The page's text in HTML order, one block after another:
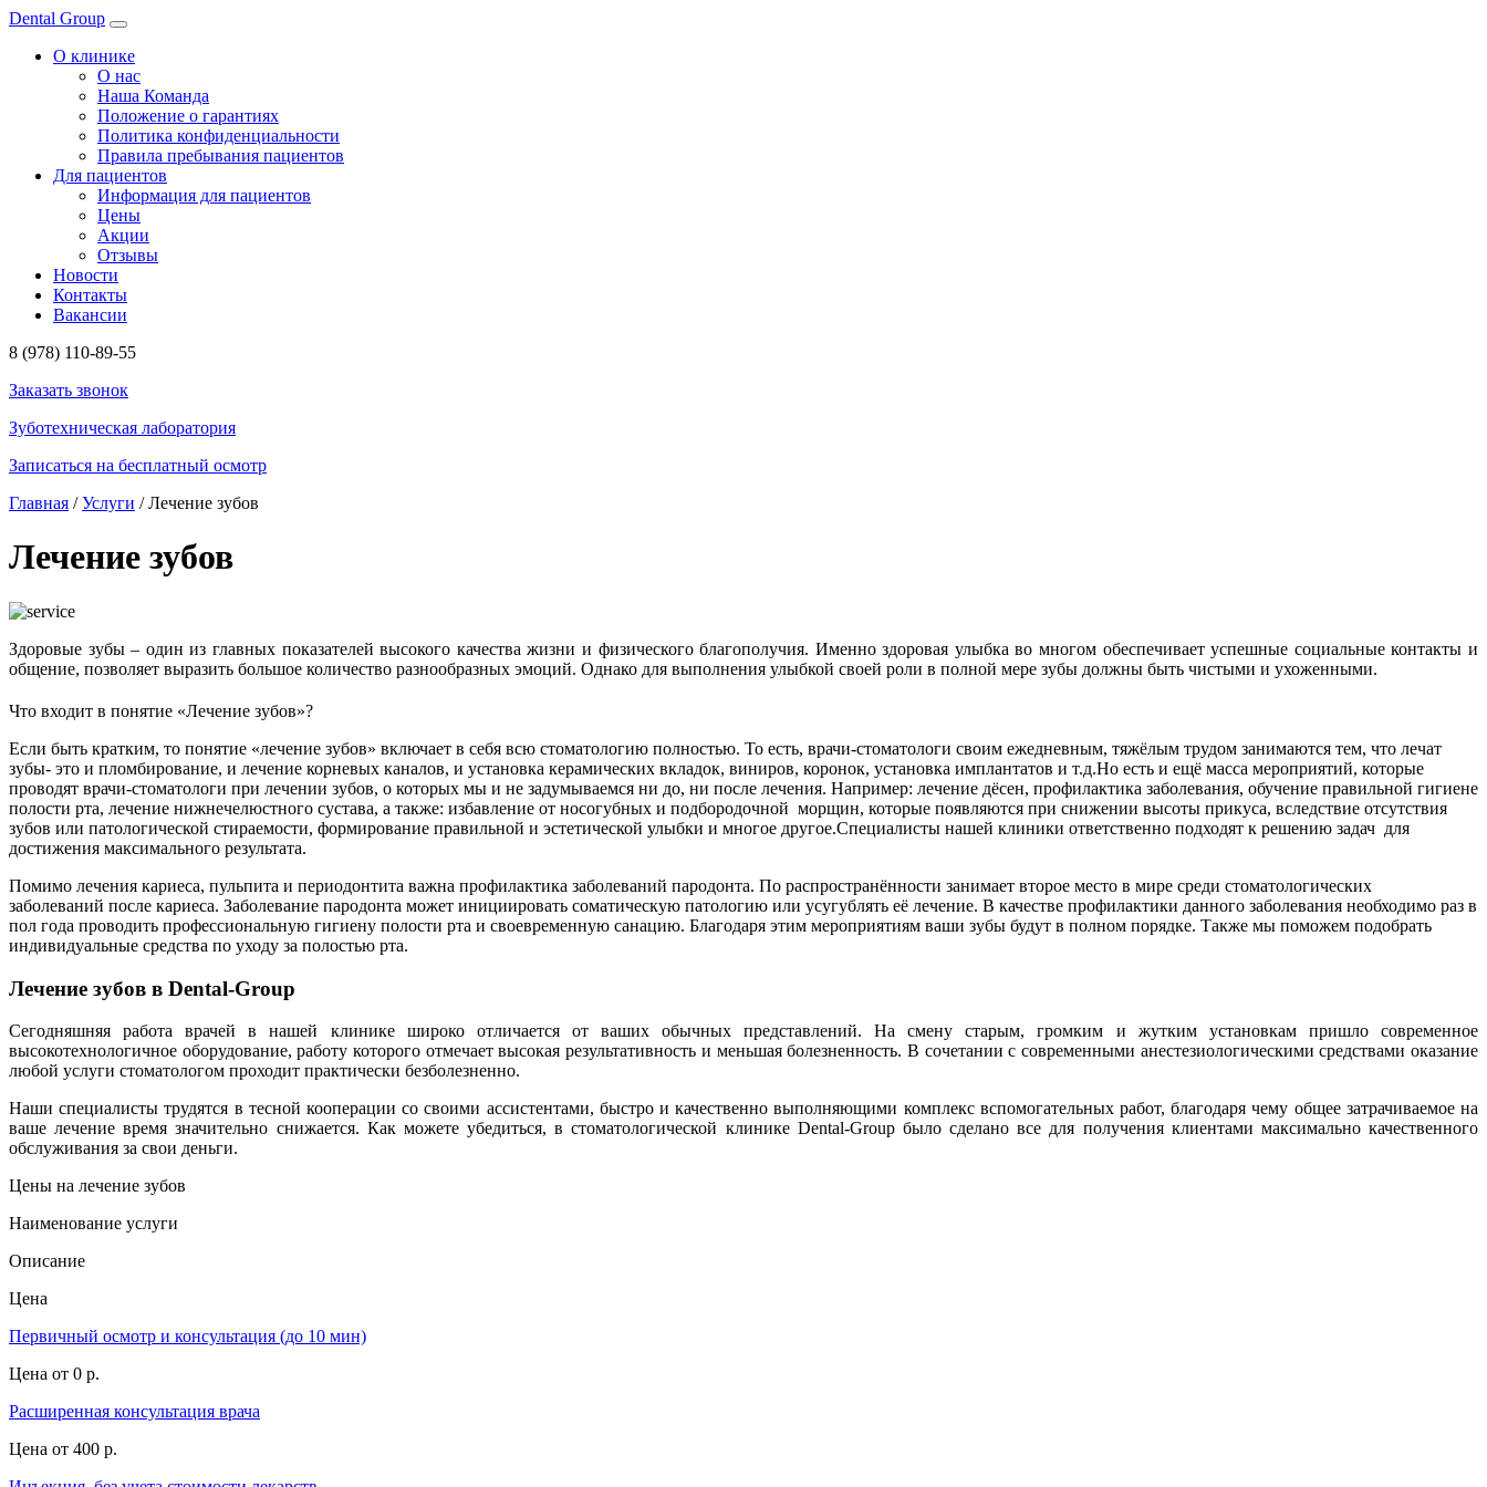
Dental Group
О клинике
О нас
Наша Команда
Положение о гарантиях
Политика конфиденциальности
Правила пребывания пациентов
Для пациентов
Информация для пациентов
Цены
Акции
Отзывы
Новости
Контакты
Вакансии
8 (978) 110-89-55
Заказать звонок
Зуботехническая лаборатория
Записаться на бесплатный осмотр
Главная /Услуги /Лечение зубов
Лечение зубов
Здоровые зубы – один из главных показателей высокого качества жизни и физического благополучия. Именно здоровая улыбка во многом обеспечивает успешные социальные контакты и
общение, позволяет выразить большое количество разнообразных эмоций. Однако для выполнения улыбкой своей роли в полной мере зубы должны быть чистыми и ухоженными.
Что входит в понятие «Лечение зубов»?
Если быть кратким, то понятие «лечение зубов» включает в себя всю стоматологию полностью. То есть, врачи-стоматологи своим ежедневным, тяжёлым трудом занимаются тем, что лечат
зубы- это и пломбирование, и лечение корневых каналов, и установка керамических вкладок, виниров, коронок, установка имплантатов и т.д.Но есть и ещё масса мероприятий, которые
проводят врачи-стоматологи при лечении зубов, о которых мы и не задумываемся ни до, ни после лечения. Например: лечение дёсен, профилактика заболевания, обучение правильной гигиене
полости рта, лечение нижнечелюстного сустава, а также: избавление от носогубных и подбородочной морщин, которые появляются при снижении высоты прикуса, вследствие отсутствия
зубов или патологической стираемости, формирование правильной и эстетической улыбки и многое другое.Специалисты нашей клиники ответственно подходят к решению задач для
достижения максимального результата.
Помимо лечения кариеса, пульпита и периодонтита важна профилактика заболеваний пародонта. По распространённости занимает второе место в мире среди стоматологических
заболеваний после кариеса. Заболевание пародонта может инициировать соматическую патологию или усугублять её лечение. В качестве профилактики данного заболевания необходимо раз в
пол года проводить профессиональную гигиену полости рта и своевременную санацию. Благодаря этим мероприятиям ваши зубы будут в полном порядке. Также мы поможем подобрать
индивидуальные средства по уходу за полостью рта.
Лечение зубов в Dental-Group
Сегодняшняя работа врачей в нашей клинике широко отличается от ваших обычных представлений. На смену старым, громким и жутким установкам пришло современное
высокотехнологичное оборудование, работу которого отмечает высокая результативность и меньшая болезненность. В сочетании с современными анестезиологическими средствами оказание
любой услуги стоматологом проходит практически безболезненно.
Наши специалисты трудятся в тесной кооперации со своими ассистентами, быстро и качественно выполняющими комплекс вспомогательных работ, благодаря чему общее затрачиваемое на
ваше лечение время значительно снижается. Как можете убедиться, в стоматологической клинике Dental-Group было сделано все для получения клиентами максимально качественного
обслуживания за свои деньги.
Цены на лечение зубов
Наименование услуги
Описание
Цена
Первичный осмотр и консультация (до 10 мин)
Цена от 0 р.
Расширенная консультация врача
Цена от 400 р.